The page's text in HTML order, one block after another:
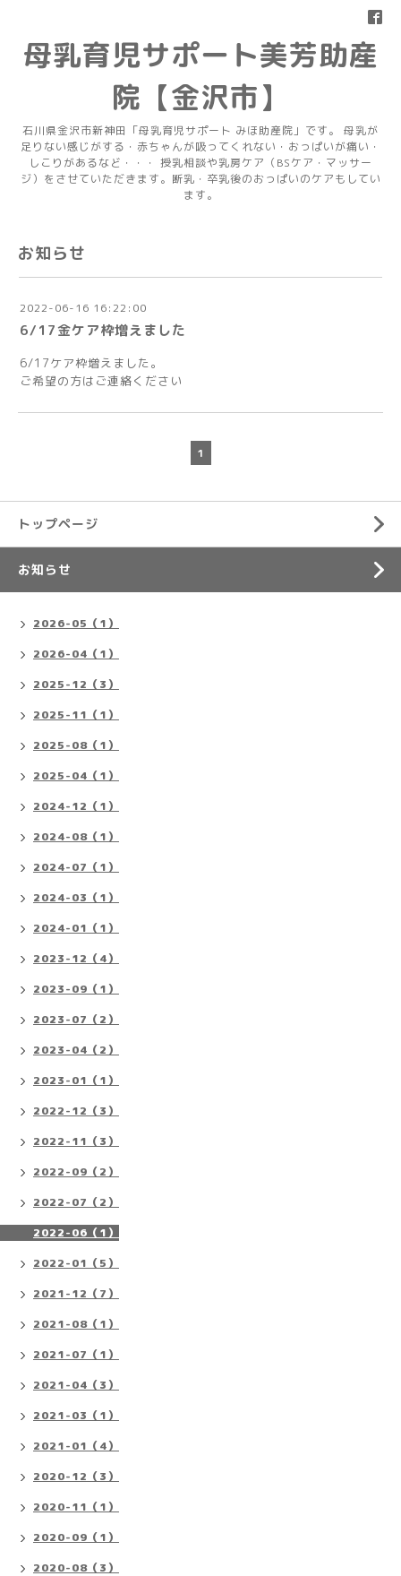
母乳育児サポート美芳助産
院【金沢市】
石川県金沢市新神田「母乳育児サポート みほ助産院」です。 母乳が
足りない感じがする・赤ちゃんが吸ってくれない・おっぱいが痛い・
しこりがあるなど・・・ 授乳相談や乳房ケア（BSケア・マッサー
ジ）をさせていただきます。断乳・卒乳後のおっぱいのケアもしてい
ます。
お知らせ
2022-06-16 16:22:00
6/17金ケア枠増えました
6/17ケア枠増えました。
ご希望の方はご連絡ください
1
トップページ
お知らせ
2026-05（1）
2026-04（1）
2025-12（3）
2025-11（1）
2025-08（1）
2025-04（1）
2024-12（1）
2024-08（1）
2024-07（1）
2024-03（1）
2024-01（1）
2023-12（4）
2023-09（1）
2023-07（2）
2023-04（2）
2023-01（1）
2022-12（3）
2022-11（3）
2022-09（2）
2022-07（2）
2022-06（1）
2022-01（5）
2021-12（7）
2021-08（1）
2021-07（1）
2021-04（3）
2021-03（1）
2021-01（4）
2020-12（3）
2020-11（1）
2020-09（1）
2020-08（3）